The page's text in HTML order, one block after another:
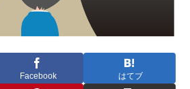
Facebook はてブ